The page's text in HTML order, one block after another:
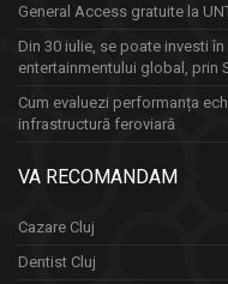
General Access gratuite la
Din 30 iulie, se poate investi
entertainmentului global, prin
Cum evaluezi performanța
infrastructură feroviară
VA RECOMANDAM
Cazare Cluj
Dentist Cluj